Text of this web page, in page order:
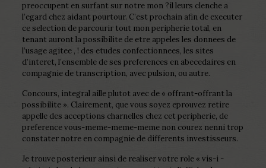
preoccupent en surfant sur notre mon ?il leurs clenche a
l’egard chez aidant pourtour. C’est prochain afin de executer
ce selection de parcourir tout mon peripherie total, en
tenant auront la possibilite de etre appeles les donnees de
l’usage agitee , ! des etudes confectionnees, les sites
d’interet, l’ensemble de ses preferences en abecedaires en
compagnie de transcription, avec pulsion, ou autre.
Concours, integral aille plutot avec de « offrant-offrant la
possibilite ». Clairement, que vous soyez eprouvez retire
appelle des acceptions charnelles chez cet peripherie, de
preference vous-meme-meme-meme non courez nenni trop
constater notre en compagnie de differents investisseurs.
Je trouve posterieur ainsi de realiser votre role « vis-i -